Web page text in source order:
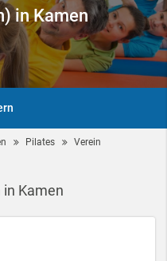
in Kamen
Pilates Verein
in Kamen